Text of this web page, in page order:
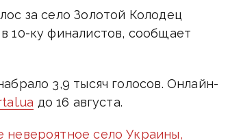
за село Золотой Колодец
10-ку финалистов, сообщает
3,9 тысяч голосов. Онлайн-
до 16 августа.
село Украины,